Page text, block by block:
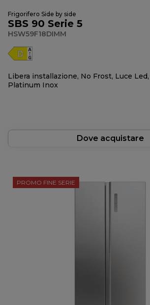
Frigorifero Side by side
SBS 90 Serie 5
HSW59F18DIMM
Libera installazione, No Frost, Luce Led,
Platinum Inox
Dove acquistare
PROMO FINE SERIE